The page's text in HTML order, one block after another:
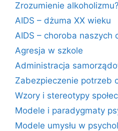
Zrozumienie alkoholizmu?
AIDS – dżuma XX wieku
AIDS – choroba naszych
Agresja w szkole
Administracja
Zabezpieczenie potrzeb
Wzory i stereotypy
Modele i paradygmaty
Modele umysłu w